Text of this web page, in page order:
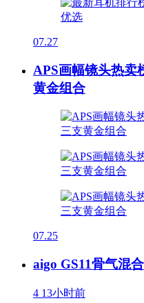
07.27
APS画幅镜头热卖
黄金组合
07.25
aigo GS11骨气混
4 13小时前